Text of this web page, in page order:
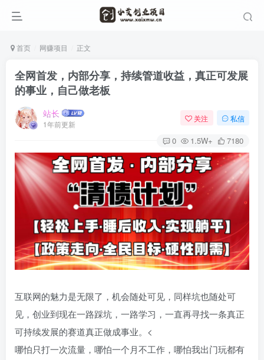
首页 网赚项目 正文
全网首发，内部分享，持续管道收益，真正可发展
的事业，自己做老板
站长
1年前更新
关注 私信
0 1.5W+ 7180
互联网的魅力是无限了，机会随处可见，同样坑也随处可
见，创业到现在一路踩坑，一路学习，一直再寻找一条真正
可持续发展的赛道真正做成事业。<
哪怕只打一次流量，哪怕一个月不工作，哪怕我出门玩都有